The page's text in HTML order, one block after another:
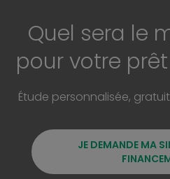
Quel sera le
pour votre
Étude personnalisée,
JE DEMANDE MA